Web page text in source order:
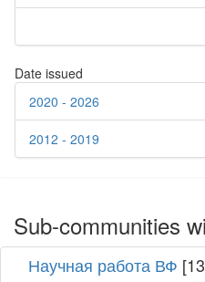
Date issued
2020 - 2026
2012 - 2019
Sub-communities
Научная работа ВФ